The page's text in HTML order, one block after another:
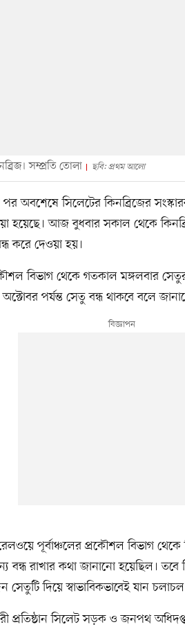
সম্প্রতি তোলা ছবি: প্রথম আলো
অবশেষে সিলেটের কিনব্রিজের
হয়েছে। আজ বুধবার সকাল থেকে
করে দেওয়া হয়।
বিভাগ থেকে গতকাল মঙ্গলবার সেতুর
পর্যন্ত সেতু বন্ধ থাকবে বলে
পূর্বাঞ্চলের প্রকৌশল বিভাগ থেকে
বন্ধ রাখার কথা জানানো হয়েছিল। তবে
দিয়ে স্বাভাবিকভাবেই যান
প্রতিষ্ঠান সিলেট সড়ক ও জনপথ